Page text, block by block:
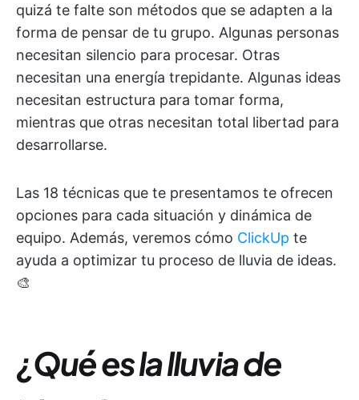
quizá te falte son métodos que se adapten a la
forma de pensar de tu grupo. Algunas personas
necesitan silencio para procesar. Otras
necesitan una energía trepidante. Algunas ideas
necesitan estructura para tomar forma,
mientras que otras necesitan total libertad para
desarrollarse.
Las 18 técnicas que te presentamos te ofrecen
opciones para cada situación y dinámica de
equipo. Además, veremos cómo ClickUp te
ayuda a optimizar tu proceso de lluvia de ideas. ​​​​​​​​​​​​​​​​
🎨
¿Qué es la lluvia de